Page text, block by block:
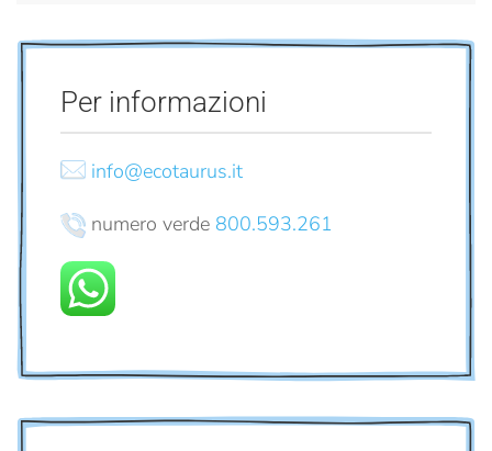
Per informazioni
info@ecotaurus.it
numero verde 800.593.261